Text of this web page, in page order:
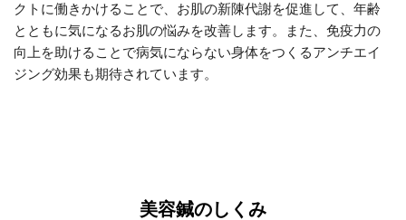
クトに働きかけることで、お肌の新陳代謝を促進して、年齢
とともに気になるお肌の悩みを改善します。また、免疫力の
向上を助けることで病気にならない身体をつくるアンチエイ
ジング効果も期待されています。
美容鍼のしくみ